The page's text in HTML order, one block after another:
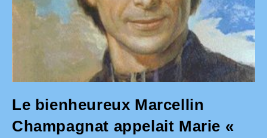
Le bienheureux Marcellin
Champagnat appelait Marie «